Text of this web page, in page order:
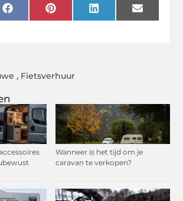
Wanneer is het tijd om je
caravan te verkopen?
FacebookPinterestLinkedInEmail
, Fietsverhuur